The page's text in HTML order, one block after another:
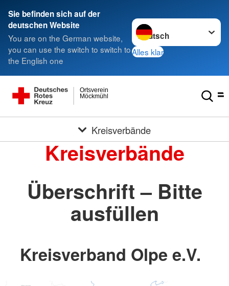
Sie befinden sich auf der
deutschen Website
You are on the German website,
you can use the switch to switch to
the English one
Sprache wechseln zu
Alles klar
Möckmühl
Ortsverein
Kreisverbände
Kreisverbände
Überschrift – Bitte
ausfüllen
Kreisverband Olpe e.V.